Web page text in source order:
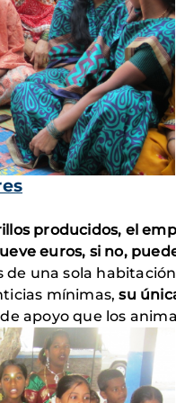
producidos, el
euros, si no,
una sola
mínimas,su
apoyo que los